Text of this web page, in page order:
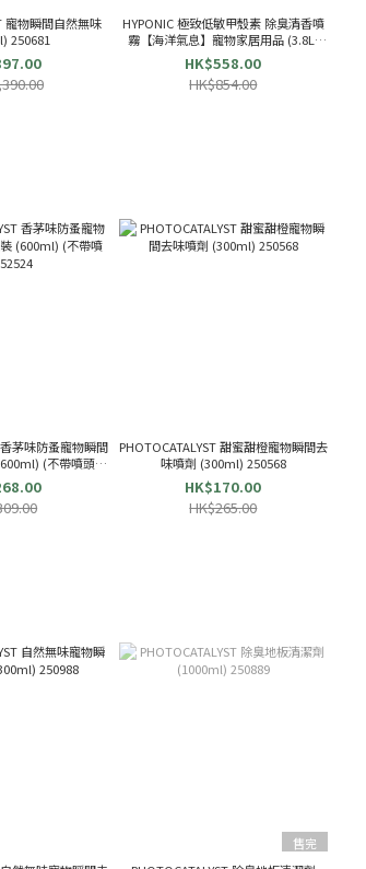
寵物瞬間自然無味
250681
HYPONIC 極致低敏甲殼素 除臭清香噴
霧【海洋氣息】寵物家居用品 (3.8L)
965227
HK$558.00
HK$854.00
茅味防蚤寵物瞬間
(不帶噴頭)
PHOTOCATALYST 甜蜜甜橙寵物瞬間去
味噴劑 (300ml) 250568
HK$170.00
HK$265.00
售完